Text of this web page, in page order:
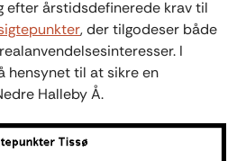
efter årstidsdefinerede krav til
, der tilgodeser både
I
hensynet til at sikre en
Halleby Å.